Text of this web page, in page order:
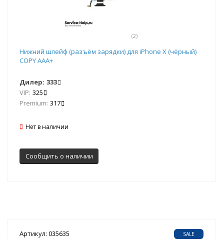
(2)
Нижний шлейф (разъём зарядки) для iPhone X (чёрный)
COPY AAA+
Дилер: 333
VIP: 325
Premium: 317
Нет в наличии
Сообщить о наличии
Артикул: 035635 SALE